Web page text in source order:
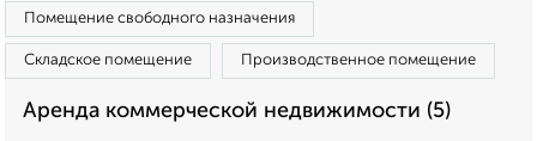
Помещение свободного назначения
Складское помещение Производственное помещение
Аренда коммерческой недвижимости (5)